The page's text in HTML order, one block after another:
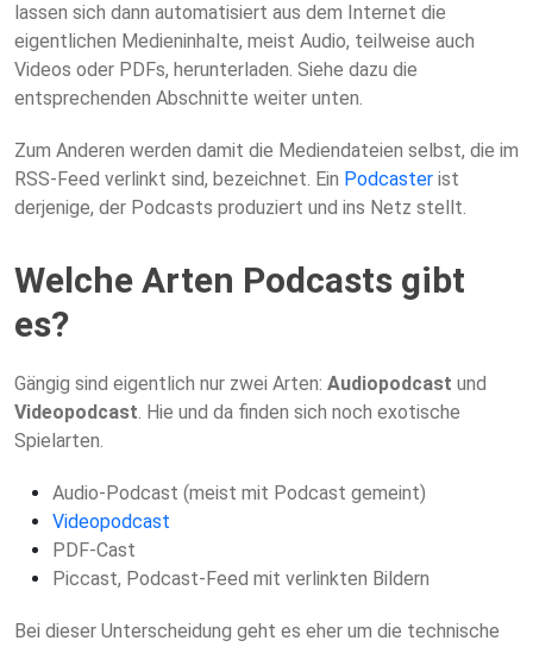
lassen sich dann automatisiert aus dem Internet die
eigentlichen Medieninhalte, meist Audio, teilweise auch
Videos oder PDFs, herunterladen. Siehe dazu die
entsprechenden Abschnitte weiter unten.
Zum Anderen werden damit die Mediendateien selbst, die im
RSS-Feed verlinkt sind, bezeichnet. Ein Podcaster ist
derjenige, der Podcasts produziert und ins Netz stellt.
Welche Arten Podcasts gibt
es?
Gängig sind eigentlich nur zwei Arten: Audiopodcast und
Videopodcast. Hie und da finden sich noch exotische
Spielarten.
Audio-Podcast (meist mit Podcast gemeint)
Videopodcast
PDF-Cast
Piccast, Podcast-Feed mit verlinkten Bildern
Bei dieser Unterscheidung geht es eher um die technische